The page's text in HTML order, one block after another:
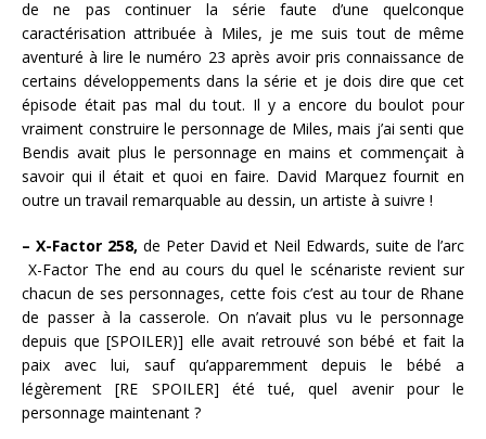
de ne pas continuer la série faute d’une quelconque
caractérisation attribuée à Miles, je me suis tout de même
aventuré à lire le numéro 23 après avoir pris connaissance de
certains développements dans la série et je dois dire que cet
épisode était pas mal du tout. Il y a encore du boulot pour
vraiment construire le personnage de Miles, mais j’ai senti que
Bendis avait plus le personnage en mains et commençait à
savoir qui il était et quoi en faire. David Marquez fournit en
outre un travail remarquable au dessin, un artiste à suivre !
– X-Factor 258, de Peter David et Neil Edwards, suite de l’arc
X-Factor The end au cours du quel le scénariste revient sur
chacun de ses personnages, cette fois c’est au tour de Rhane
de passer à la casserole. On n’avait plus vu le personnage
depuis que [SPOILER)] elle avait retrouvé son bébé et fait la
paix avec lui, sauf qu’apparemment depuis le bébé a
légèrement [RE SPOILER] été tué, quel avenir pour le
personnage maintenant ?